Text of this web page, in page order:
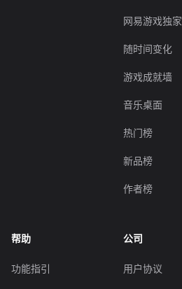
网易游戏独家
随时间变化
游戏成就墙
音乐桌面
热门榜
新品榜
作者榜
帮助
功能指引
公司
用户协议